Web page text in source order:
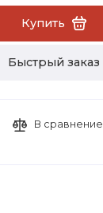
Купить
Быстрый заказ
В сравнение